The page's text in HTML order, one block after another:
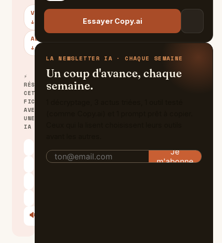
VERDICT
↓
ALTERNATIVES
↓
⚡
RÉSUMER
CETTE
FICHE
AVEC
UNE
IA
ChatGPT
Claude
Perplexity
Le Chat
🔊
Écouter
Essayer Copy.ai
LA NEWSLETTER IA · CHAQUE SEMAINE
Un coup d'avance, chaque
semaine.